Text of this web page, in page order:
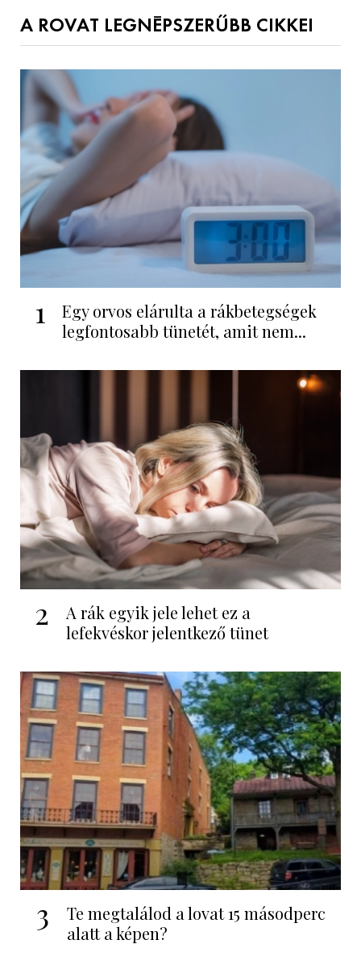
A ROVAT LEGNÉPSZERŰBB CIKKEI
1
Egy orvos elárulta a rákbetegségek
legfontosabb tünetét, amit nem...
2
A rák egyik jele lehet ez a
lefekvéskor jelentkező tünet
3
Te megtalálod a lovat 15 másodperc
alatt a képen?